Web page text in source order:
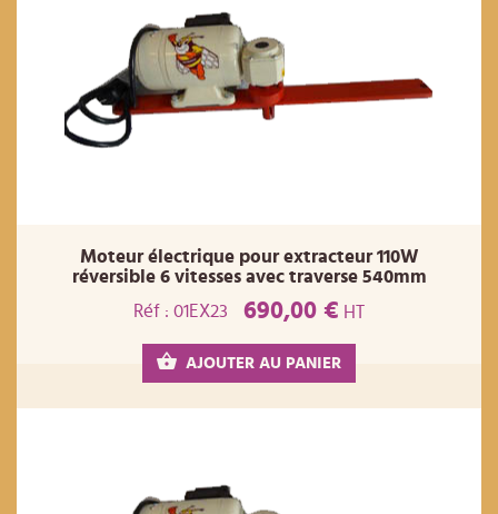
Moteur électrique pour extracteur 110W
réversible 6 vitesses avec traverse 540mm
Réf : 01EX23
690,00 € HT
AJOUTER AU PANIER